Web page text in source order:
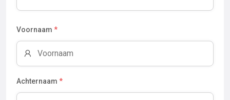
Voornaam *
Achternaam *